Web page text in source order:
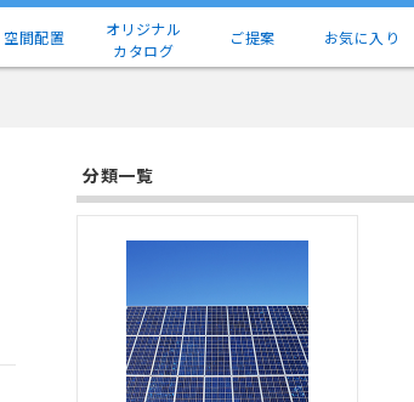
空間配置
オリジナル
カタログ
ご提案 お気に入り
分類一覧